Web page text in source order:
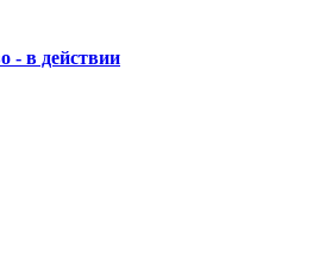
- в действии